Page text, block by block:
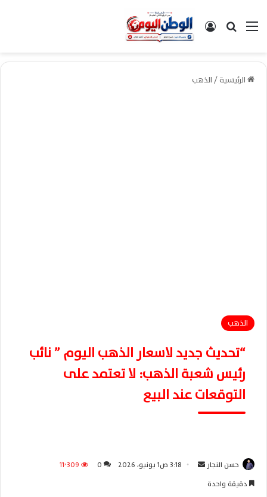
القائمةبحث عن تسجيل الدخول
الرئيسية/الذهب
الذهب
“تحديث جديد لاسعار الذهب اليوم ” نائب
رئيس شعبة الذهب: لا تعتمد على
التوقعات عند البيع
حسن النجار 3:18 ص1 يونيو، 2026 0
11٬309
دقيقة واحدة